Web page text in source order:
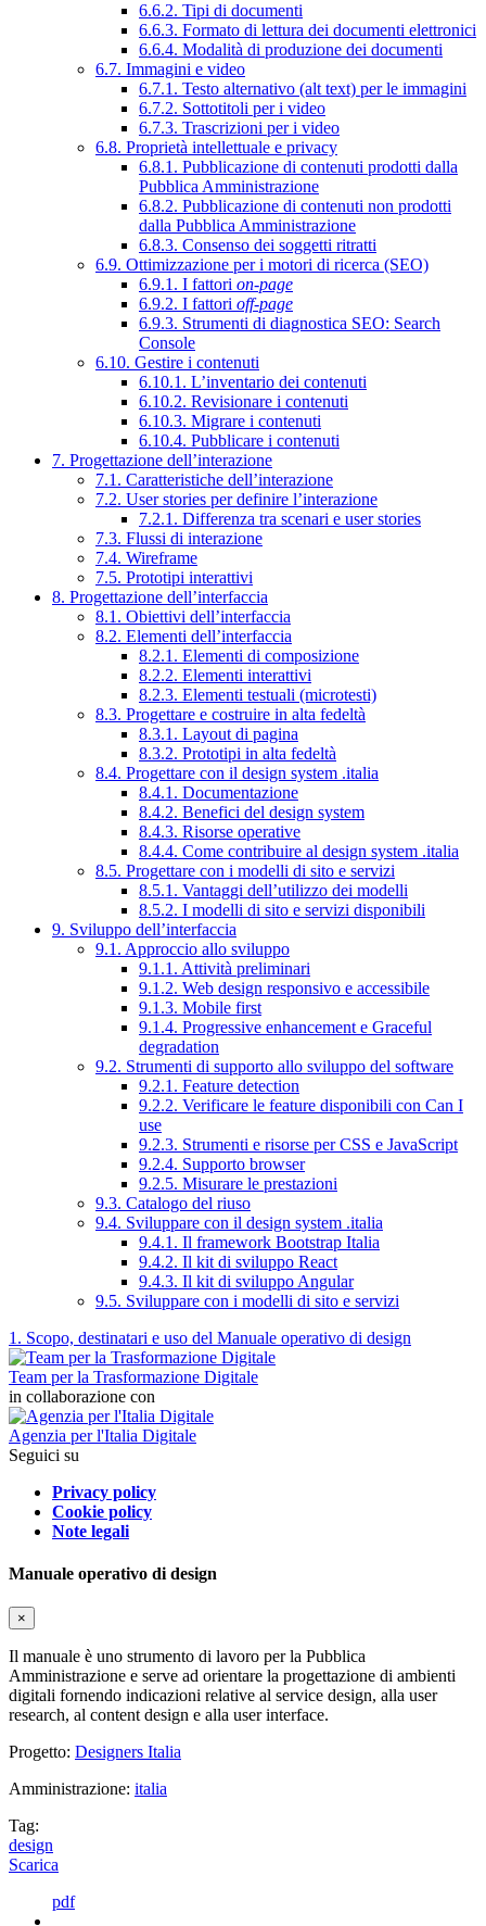
6.6.2. Tipi di documenti
6.6.3. Formato di lettura dei documenti elettronici
6.6.4. Modalità di produzione dei documenti
6.7. Immagini e video
6.7.1. Testo alternativo (alt text) per le immagini
6.7.2. Sottotitoli per i video
6.7.3. Trascrizioni per i video
6.8. Proprietà intellettuale e privacy
6.8.1. Pubblicazione di contenuti prodotti dalla
Pubblica Amministrazione
6.8.2. Pubblicazione di contenuti non prodotti
dalla Pubblica Amministrazione
6.8.3. Consenso dei soggetti ritratti
6.9. Ottimizzazione per i motori di ricerca (SEO)
6.9.1. I fattori on-page
6.9.2. I fattori off-page
6.9.3. Strumenti di diagnostica SEO: Search
Console
6.10. Gestire i contenuti
6.10.1. L’inventario dei contenuti
6.10.2. Revisionare i contenuti
6.10.3. Migrare i contenuti
6.10.4. Pubblicare i contenuti
7. Progettazione dell’interazione
7.1. Caratteristiche dell’interazione
7.2. User stories per definire l’interazione
7.2.1. Differenza tra scenari e user stories
7.3. Flussi di interazione
7.4. Wireframe
7.5. Prototipi interattivi
8. Progettazione dell’interfaccia
8.1. Obiettivi dell’interfaccia
8.2. Elementi dell’interfaccia
8.2.1. Elementi di composizione
8.2.2. Elementi interattivi
8.2.3. Elementi testuali (microtesti)
8.3. Progettare e costruire in alta fedeltà
8.3.1. Layout di pagina
8.3.2. Prototipi in alta fedeltà
8.4. Progettare con il design system .italia
8.4.1. Documentazione
8.4.2. Benefici del design system
8.4.3. Risorse operative
8.4.4. Come contribuire al design system .italia
8.5. Progettare con i modelli di sito e servizi
8.5.1. Vantaggi dell’utilizzo dei modelli
8.5.2. I modelli di sito e servizi disponibili
9. Sviluppo dell’interfaccia
9.1. Approccio allo sviluppo
9.1.1. Attività preliminari
9.1.2. Web design responsivo e accessibile
9.1.3. Mobile first
9.1.4. Progressive enhancement e Graceful
degradation
9.2. Strumenti di supporto allo sviluppo del software
9.2.1. Feature detection
9.2.2. Verificare le feature disponibili con Can I
use
9.2.3. Strumenti e risorse per CSS e JavaScript
9.2.4. Supporto browser
9.2.5. Misurare le prestazioni
9.3. Catalogo del riuso
9.4. Sviluppare con il design system .italia
9.4.1. Il framework Bootstrap Italia
9.4.2. Il kit di sviluppo React
9.4.3. Il kit di sviluppo Angular
9.5. Sviluppare con i modelli di sito e servizi
1. Scopo, destinatari e uso del Manuale operativo di design
Team per la Trasformazione Digitale
in collaborazione con
Agenzia per l'Italia Digitale
Seguici su
Privacy policy
Cookie policy
Note legali
Manuale operativo di design
×
Il manuale è uno strumento di lavoro per la Pubblica
Amministrazione e serve ad orientare la progettazione di ambienti
digitali fornendo indicazioni relative al service design, alla user
research, al content design e alla user interface.
Progetto: Designers Italia
Amministrazione: italia
Tag:
design
Scarica
pdf